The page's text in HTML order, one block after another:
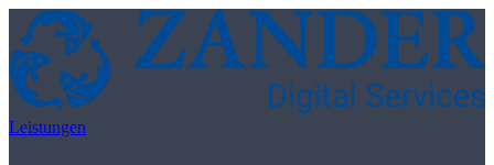
Skip to content
Leistungen